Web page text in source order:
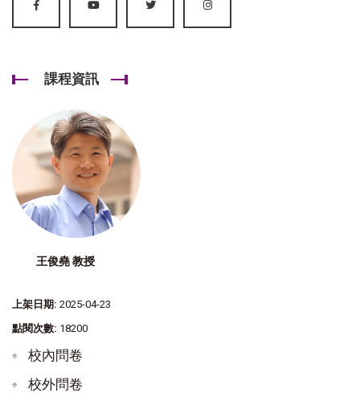
課程資訊
王俊堯 教授
上架日期: 2025-04-23
點閱次數: 18200
校內問卷
校外問卷